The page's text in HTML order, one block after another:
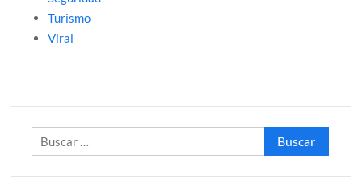
Turismo
Viral
Buscar: